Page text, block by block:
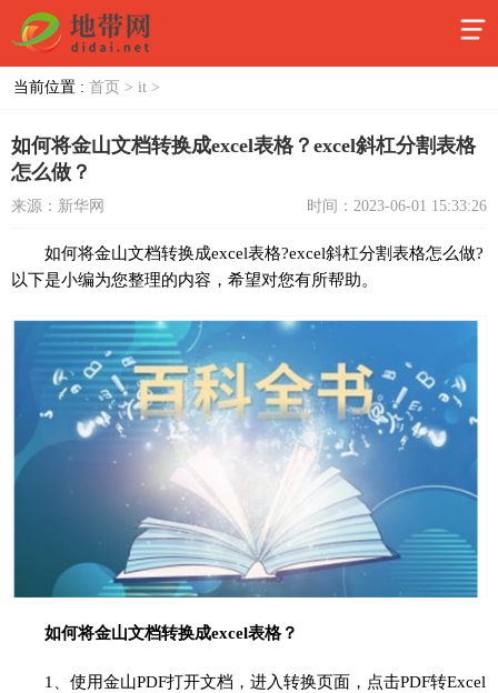
当前位置 : 首页 > it >
如何将金山文档转换成excel表格？excel斜杠分割表格
怎么做？
来源：新华网 时间：2023-06-01 15:33:26
如何将金山文档转换成excel表格?excel斜杠分割表格怎么做?
以下是小编为您整理的内容，希望对您有所帮助。
如何将金山文档转换成excel表格？
1、使用金山PDF打开文档，进入转换页面，点击PDF转Excel